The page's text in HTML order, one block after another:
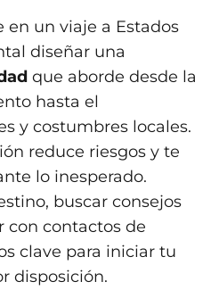
un viaje a Estados
diseñar una
que aborde desde la
hasta el
y costumbres locales.
reduce riesgos y te
lo inesperado.
buscar consejos
con contactos de
clave para iniciar tu
disposición.